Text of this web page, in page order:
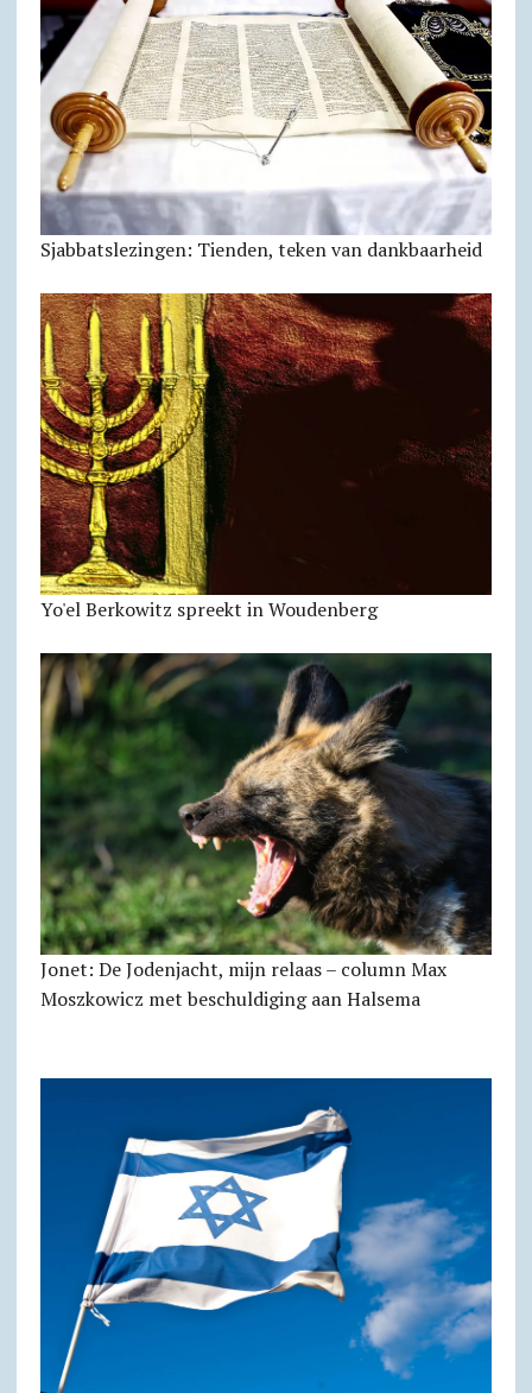
Sjabbats­lezingen: Tienden, teken van dankbaarheid
Yo'el Berkowitz spreekt in Woudenberg
Jonet: De Jodenjacht, mijn relaas – column Max
Moszkowicz met beschuldiging aan Halsema